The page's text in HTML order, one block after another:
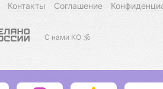
Контакты Соглашение
С нами КО 🕉️